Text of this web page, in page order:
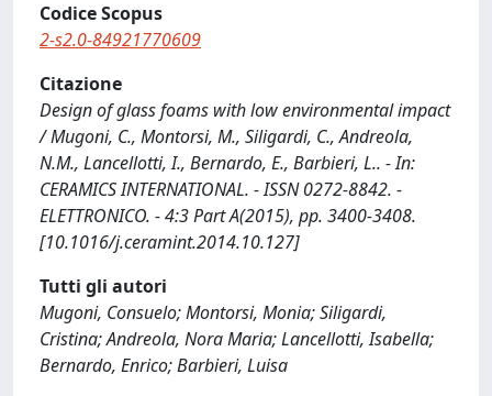
Codice Scopus
2-s2.0-84921770609
Citazione
Design of glass foams with low environmental impact
/ Mugoni, C., Montorsi, M., Siligardi, C., Andreola,
N.M., Lancellotti, I., Bernardo, E., Barbieri, L.. - In:
CERAMICS INTERNATIONAL. - ISSN 0272-8842. -
ELETTRONICO. - 4:3 Part A(2015), pp. 3400-3408.
[10.1016/j.ceramint.2014.10.127]
Tutti gli autori
Mugoni, Consuelo; Montorsi, Monia; Siligardi,
Cristina; Andreola, Nora Maria; Lancellotti, Isabella;
Bernardo, Enrico; Barbieri, Luisa